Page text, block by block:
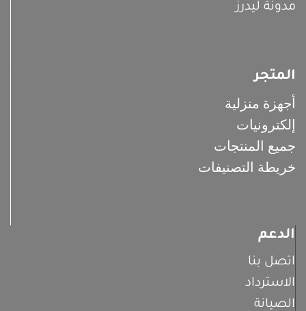
مدونة ليدرز
المتجر
أجهزة منزلية
إلكترونيات
جميع المنتجات
خريطة التصنيفات
الدعم
اتصل بنا
الاسترداد
الصيانة